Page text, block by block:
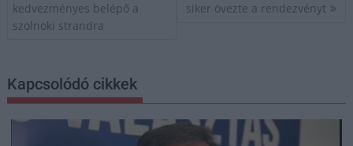
kedvezményes belépő a
szolnoki strandra
siker övezte a rendezvényt
Kapcsolódó cikkek